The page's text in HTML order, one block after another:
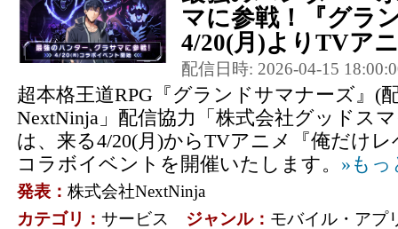
マに参戦！『グラ
4/20(月)よりTVア
配信日時: 2026-04-15
超本格王道RPG『グランドサマナーズ』(
NextNinja」配信協力「株式会社グッドス
は、来る4/20(月)からTVアニメ『俺だけ
コラボイベントを開催いたします。 »もっ
発表： 株式会社NextNinja
カテゴリ： サービス ジャンル： モバイル・アプ